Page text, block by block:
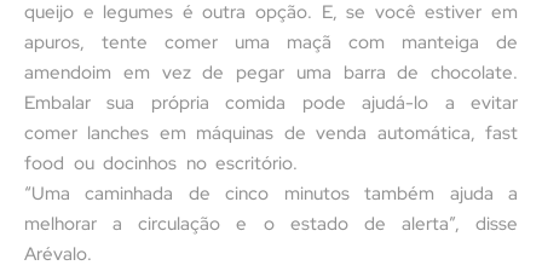
queijo e legumes é outra opção. E, se você estiver em
apuros, tente comer uma maçã com manteiga de
amendoim em vez de pegar uma barra de chocolate.
Embalar sua própria comida pode ajudá-lo a evitar
comer lanches em máquinas de venda automática, fast
food ou docinhos no escritório.
“Uma caminhada de cinco minutos também ajuda a
melhorar a circulação e o estado de alerta”, disse
Arévalo.